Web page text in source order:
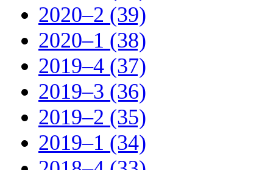
2020–2 (39)
2020–1 (38)
2019–4 (37)
2019–3 (36)
2019–2 (35)
2019–1 (34)